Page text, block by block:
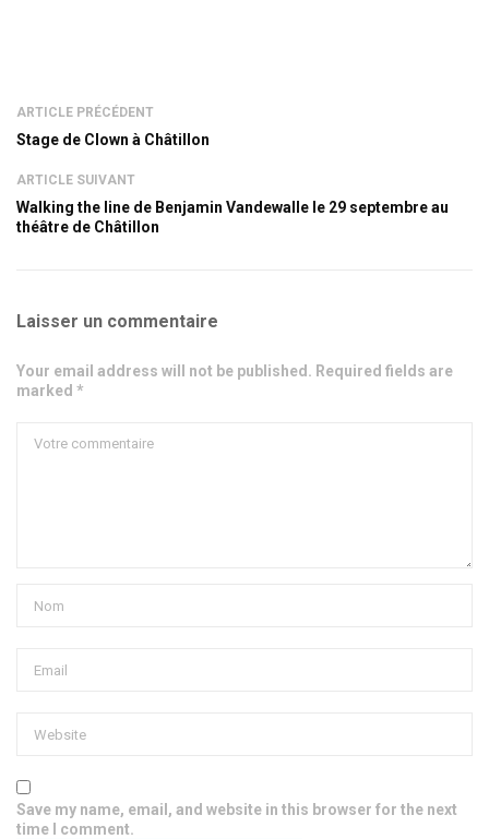
ARTICLE PRÉCÉDENT
Stage de Clown à Châtillon
ARTICLE SUIVANT
Walking the line de Benjamin Vandewalle le 29 septembre au
théâtre de Châtillon
Laisser un commentaire
Your email address will not be published. Required fields are
marked *
Save my name, email, and website in this browser for the next
time I comment.